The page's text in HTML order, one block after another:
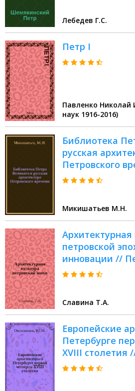
Лебедев Г.С.
Петр I
Павленко Николай
наук 1916-2016)
Библиотека
русская
Петровского
Петербургские
Микишатьев М.Н.
Архитектурная
петровской
инновации //
чтения. Вып.2. :
Культура и
связи С.-
время
Славина Т.А.
Европейские
Петербурге
XVIII столетия
чтения. Вып.2. :